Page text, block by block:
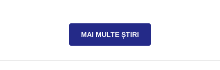
MAI MULTE ȘTIRI